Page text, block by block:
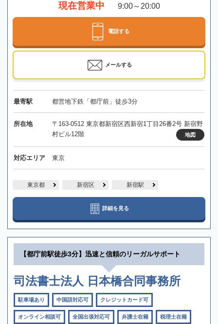
現在営業中 9:00～20:00
電話する
メールする
最寄駅 都営地下鉄「都庁前」徒歩3分
所在地
〒163-0512 東京都新宿区西新宿1丁目26番2号 新宿野
村ビル12階
地図
対応エリア 東京
東京都 新宿区 新宿駅
詳細を見る
【都庁前駅徒歩3分】迅速と信頼のリーガルサポート
司法書士法人 日本橋合同事務所
駐車場あり 中国語対応可 クレジットカード可
オンライン相談可 全国出張対応可 弁護士在籍 税理士在籍